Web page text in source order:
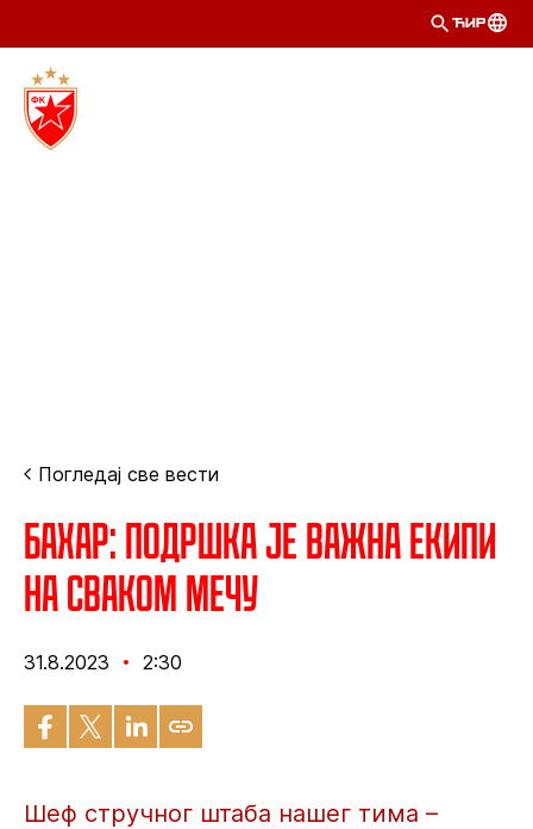
ЋИР
Погледај све вести
Бахар: Подршка је важна екипи
на сваком мечу
31.8.2023 2:30
Шеф стручног штаба нашег тима –